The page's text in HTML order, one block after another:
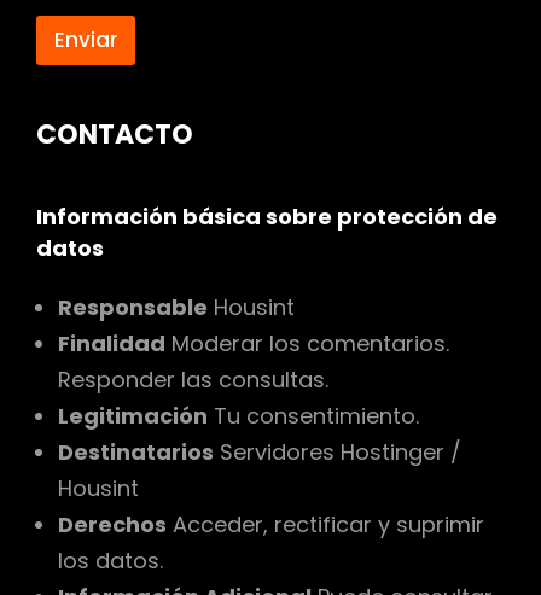
Enviar
CONTACTO
Información básica sobre protección de
datos
Responsable Housint
Finalidad Moderar los comentarios.
Responder las consultas.
Legitimación Tu consentimiento.
Destinatarios Servidores Hostinger /
Housint
Derechos Acceder, rectificar y suprimir
los datos.